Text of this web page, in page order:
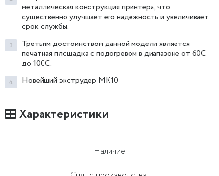
металлическая конструкция принтера, что
существенно улучшает его надежность и увеличивает
срок службы.
Третьим достоинством данной модели является
печатная площадка с подогревом в диапазоне от 60C
до 100C.
Новейший экструдер MK10
Характеристики
Наличие